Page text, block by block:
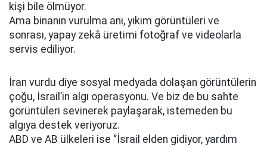
kişi bile ölmüyor.
Ama binanın vurulma anı, yıkım görüntüleri ve
sonrası, yapay zekâ üretimi fotoğraf ve videolarla
servis ediliyor.
İran vurdu diye sosyal medyada dolaşan görüntülerin
çoğu, İsrail’in algı operasyonu. Ve biz de bu sahte
görüntüleri sevinerek paylaşarak, istemeden bu
algıya destek veriyoruz.
ABD ve AB ülkeleri ise “İsrail elden gidiyor, yardım